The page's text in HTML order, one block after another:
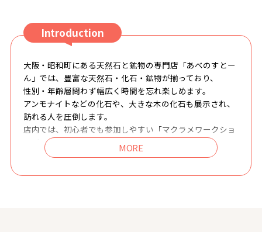
Introduction
大阪・昭和町にある天然石と鉱物の専門店「あべのすとー
ん」では、豊富な天然石・化石・鉱物が揃っており、
性別・年齢層問わず幅広く時間を忘れ楽しめます。
アンモナイトなどの化石や、大きな木の化石も展示され、
訪れる人を圧倒します。
店内では、初心者でも参加しやすい「マクラメワークショ
ップ」や、
測定器で全身の波動を調べ最適なパワーストーンを提案し